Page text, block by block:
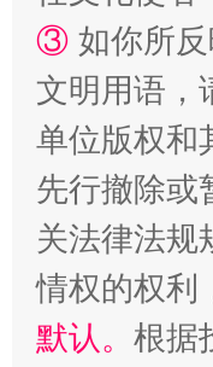
③ 如你所
文明用语，
单位版权和
先行撤除或
关法律法规
情权的权利
默认。 根据